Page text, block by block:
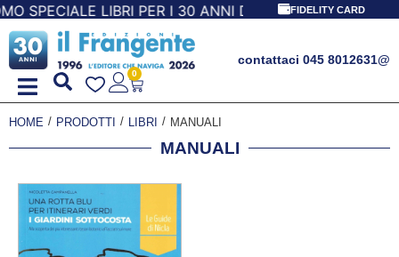
ANNI DEL FRANGENTE! *** CON ORDINI A PARTIRE
FIDELITY CARD
contattaci 045 8012631@
0
HOME / PRODOTTI / LIBRI / MANUALI
MANUALI